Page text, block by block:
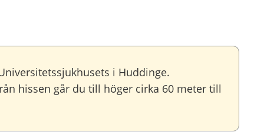
i Huddinge.
hissen går du till höger cirka 60 meter till